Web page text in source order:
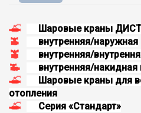
Шаровые краны ДИСТ
внутренняя/наружная
внутренняя/
внутренняя/накидная
Шаровые краны для
отопления
Серия «Стандарт»